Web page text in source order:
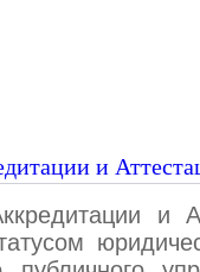
и
и